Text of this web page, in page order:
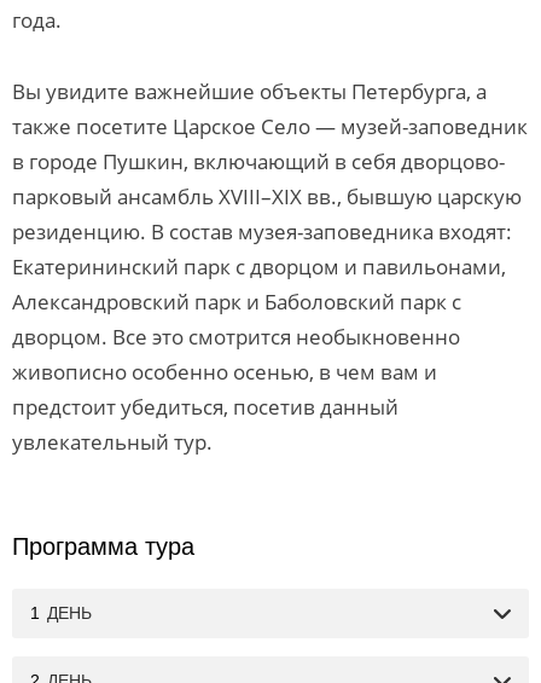
года.
Вы увидите важнейшие объекты Петербурга, а
также посетите Царское Село — музей-заповедник
в городе Пушкин, включающий в себя дворцово-
парковый ансамбль XVIII–XIX вв., бывшую царскую
резиденцию. В состав музея-заповедника входят:
Екатерининский парк с дворцом и павильонами,
Александровский парк и Баболовский парк с
дворцом. Все это смотрится необыкновенно
живописно особенно осенью, в чем вам и
предстоит убедиться, посетив данный
увлекательный тур.
Программа тура
1 ДЕНЬ